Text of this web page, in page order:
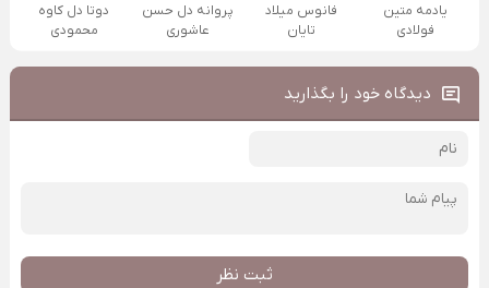
یادمه متین
فولادی
فانوس میلاد
تایان
پروانه دل حسن
عاشوری
دوتا دل کاوه
محمودی
دیدگاه خود را بگذارید
ثبت نظر